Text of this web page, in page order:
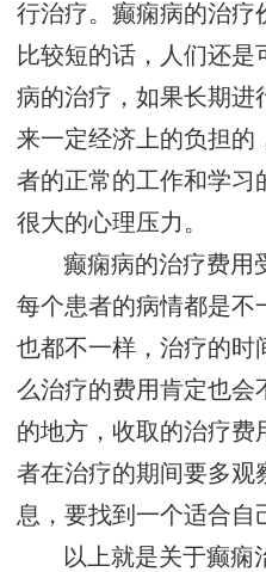
行治疗。癫痫病的治疗
比较短的话，人们还
病的治疗，如果长期进
来一定经济上的负担的
者的正常的工作和学习
很大的心理压力。
癫痫病的治疗费用
每个患者的病情都是不
也都不一样，治疗的时
么治疗的费用肯定也会
的地方，收取的治疗费
者在治疗的期间要多观
息，要找到一个适合自
以上就是关于癫痫